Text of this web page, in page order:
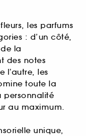
les parfums
: d’un côté,
la
des notes
l’autre, les
toute la
personnalité
au maximum.
unique,